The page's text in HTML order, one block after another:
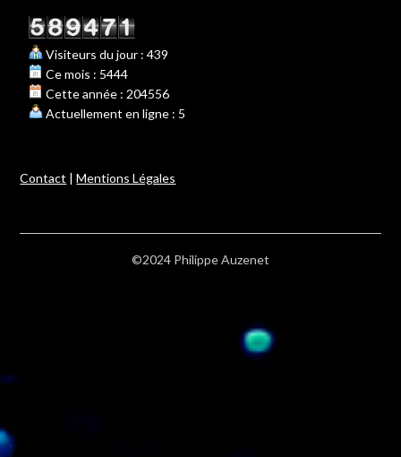
Visiteurs du jour : 439
Ce mois : 5444
Cette année : 204556
Actuellement en ligne : 5
Contact |Mentions Légales
©2024 Philippe Auzenet